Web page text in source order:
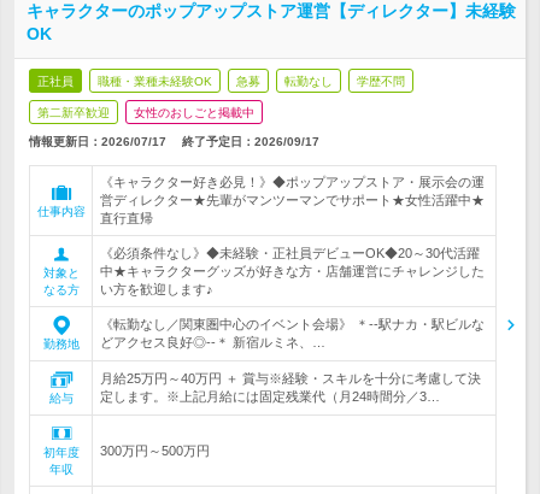
キャラクターのポップアップストア運営【ディレクター】未経験
OK
正社員 職種・業種未経験OK 急募 転勤なし 学歴不問
第二新卒歓迎 女性のおしごと掲載中
情報更新日：2026/07/17 終了予定日： 2026/09/17
仕事内容
《キャラクター好き必見！》◆ポップアップストア・展示会の運
営ディレクター★先輩がマンツーマンでサポート★女性活躍中★
直行直帰
対象と
なる方
《必須条件なし》◆未経験・正社員デビューOK◆20～30代活躍
中★キャラクターグッズが好きな方・店舗運営にチャレンジした
い方を歓迎します♪
勤務地
《転勤なし／関東圏中心のイベント会場》 ＊--駅ナカ・駅ビルな
どアクセス良好◎--＊ 新宿ルミネ、…
給与
月給25万円～40万円 ＋ 賞与※経験・スキルを十分に考慮して決
定します。※上記月給には固定残業代（月24時間分／3…
初年度
年収
300万円～500万円